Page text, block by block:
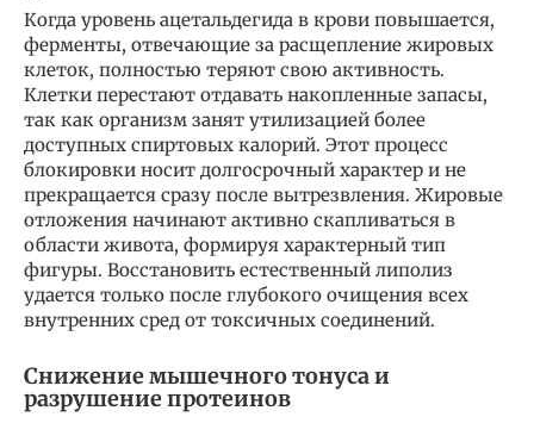
Когда уровень ацетальдегида в крови повышается,
ферменты, отвечающие за расщепление жировых
клеток, полностью теряют свою активность.
Клетки перестают отдавать накопленные запасы,
так как организм занят утилизацией более
доступных спиртовых калорий. Этот процесс
блокировки носит долгосрочный характер и не
прекращается сразу после вытрезвления. Жировые
отложения начинают активно скапливаться в
области живота, формируя характерный тип
фигуры. Восстановить естественный липолиз
удается только после глубокого очищения всех
внутренних сред от токсичных соединений.
Снижение мышечного тонуса и
разрушение протеинов